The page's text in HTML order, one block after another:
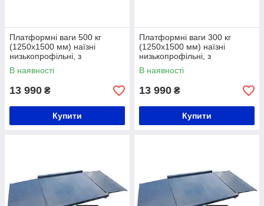
Платформні ваги 500 кг
(1250х1500 мм) наїзні
низькопрофільні, з
розбірними пандусами
В наявності
13 990 ₴
Купити
Платформні ваги 300 кг
(1250х1500 мм) наїзні
низькопрофільні, з
розбірними пандусами
В наявності
13 990 ₴
Купити